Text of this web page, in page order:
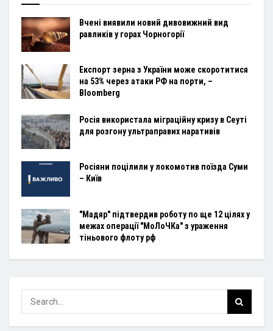
Вчені виявили новий дивовижний вид
равликів у горах Чорногорії
Експорт зерна з України може скоротитися
на 53% через атаки РФ на порти, –
Bloomberg
Росія використала міграційну кризу в Сеуті
для розгону ультраправих наративів
Росіяни поцілили у локомотив поїзда Суми
– Київ
"Мадяр" підтвердив роботу по ще 12 цілях у
межах операції "МоЛоЧКа" з ураження
тіньового флоту рф